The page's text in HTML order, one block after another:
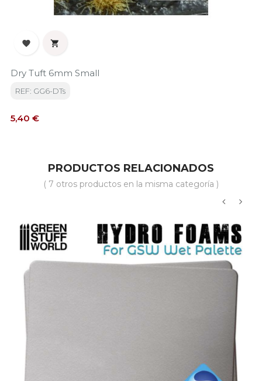
 
Dry Tuft 6mm Small
REF: GG6-DTs
Precio
5,40 €
PRODUCTOS RELACIONADOS
( 7 otros productos en la misma categoría )
‹ ›